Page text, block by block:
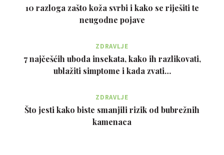
10 razloga zašto koža svrbi i kako se riješiti te
neugodne pojave
ZDRAVLJE
7 najčešćih uboda insekata, kako ih razlikovati,
ublažiti simptome i kada zvati…
ZDRAVLJE
Što jesti kako biste smanjili rizik od bubrežnih
kamenaca